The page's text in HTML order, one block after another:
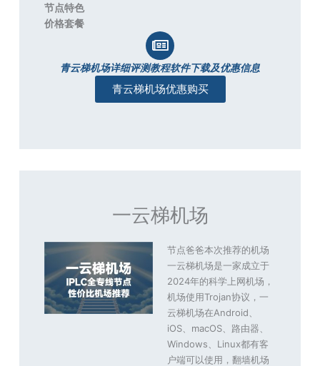
节点特色
价格套餐
青云梯机场详细评测教程软件下载及优惠信息
青云梯机场优惠购买
一云梯机场
节点爸爸本次推荐的机场
一云梯机场是一家成立于
2024年的科学上网机场，
机场使用Trojan协议，一
云梯机场在Android、
iOS、macOS、路由器、
Windows、Linux都有客
户端可以使用，翻墙机场